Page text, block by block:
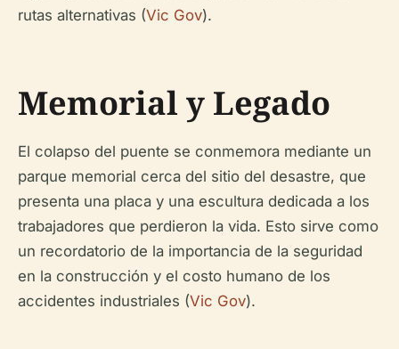
rutas alternativas (Vic Gov).
Memorial y Legado
El colapso del puente se conmemora mediante un
parque memorial cerca del sitio del desastre, que
presenta una placa y una escultura dedicada a los
trabajadores que perdieron la vida. Esto sirve como
un recordatorio de la importancia de la seguridad
en la construcción y el costo humano de los
accidentes industriales (Vic Gov).